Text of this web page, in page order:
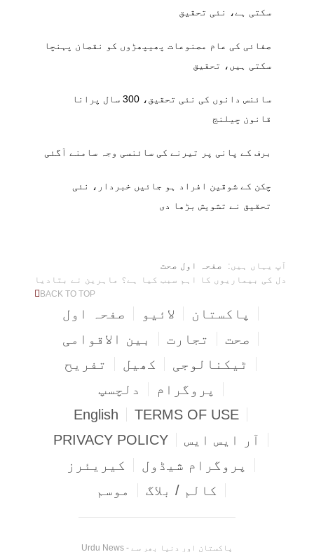
سکتی ہے، نئی تحقیق
صفائی کی عام مصنوعات پھیپھڑوں کو نقصان پہنچا
سکتی ہیں، تحقیق
سائنس دانوں کی نئی تحقیق، 300 سال پرانا
قانون چیلنج
برف کے پانی پر تیرنے کی سائنسی وجہ سامنے آگئی
چکن کے شوقین افراد ہو جائیں خبردار، نئی
تحقیق نے تشویش بڑھا دی
آپ یہاں ہیں: صفحہ اول صحت
دل کی بیماریوں کا اہم سبب کیا ہے؟ ماہرین نے بتادیا
BACK TO TOP
صفحہ اول لائیو
پاکستان
بین الاقوامی
تجارت
صحت
تفریح
کھیل
ٹیکنالوجی
دلچسپ
پروگرام
English
TERMS OF USE
PRIVACY POLICY
آر ایس ایس
کیریئرز
پروگرام شیڈول
موسم
کالم / بلاگ
Urdu News - پاکستان اور دنیا بھر سے